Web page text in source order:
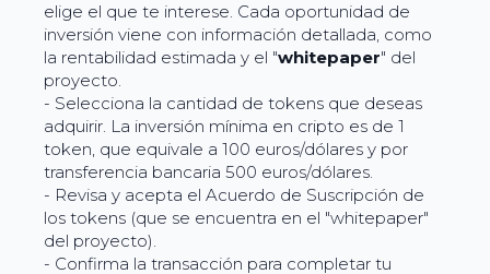
elige el que te interese. Cada oportunidad de
inversión viene con información detallada, como
la rentabilidad estimada y el "whitepaper" del
proyecto.
- Selecciona la cantidad de tokens que deseas
adquirir. La inversión mínima en cripto es de 1
token, que equivale a 100 euros/dólares y por
transferencia bancaria 500 euros/dólares.
- Revisa y acepta el Acuerdo de Suscripción de
los tokens (que se encuentra en el "whitepaper"
del proyecto).
- Confirma la transacción para completar tu